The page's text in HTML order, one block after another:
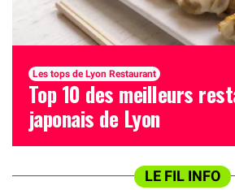
Les tops de Lyon Restaurant
Top 10 des meilleurs
japonais de Lyon
LE FIL INFO